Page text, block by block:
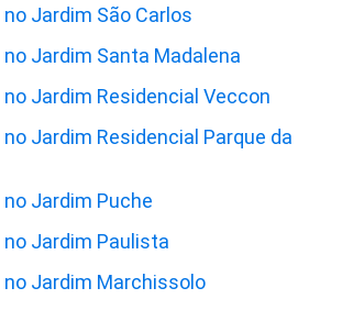
Jardim São Carlos
Jardim Santa Madalena
Jardim Residencial Veccon
Jardim Residencial Parque da
Jardim Puche
Jardim Paulista
no Jardim Marchissolo